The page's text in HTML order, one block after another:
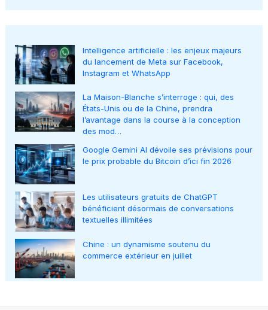
Intelligence artificielle : les enjeux majeurs
du lancement de Meta sur Facebook,
Instagram et WhatsApp
La Maison-Blanche s’interroge : qui, des
États-Unis ou de la Chine, prendra
l’avantage dans la course à la conception
des mod…
Google Gemini AI dévoile ses prévisions pour
le prix probable du Bitcoin d’ici fin 2026
Les utilisateurs gratuits de ChatGPT
bénéficient désormais de conversations
textuelles illimitées
Chine : un dynamisme soutenu du
commerce extérieur en juillet